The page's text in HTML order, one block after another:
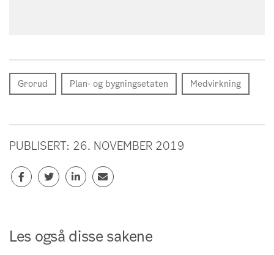
Grorud Plan- og bygningsetaten Medvirkning
PUBLISERT: 26. NOVEMBER 2019
Les også disse sakene